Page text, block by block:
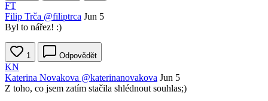
FT
Filip Trča @filiptrca Jun 5
Byl to nářez! :)
1 Odpovědět
KN
Katerina Novakova @katerinanovakova Jun 5
Z toho, co jsem zatím stačila shlédnout souhlas;)